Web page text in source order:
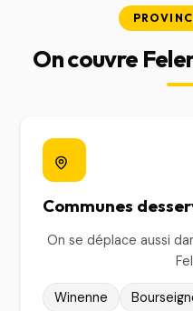
On couvre
Communes
On se déplace aussi
Winenne